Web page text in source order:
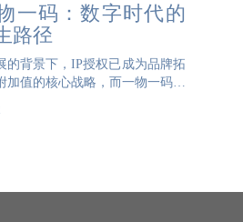
一码：数字时代的
路径
的背景下，IP授权已成为品牌拓
加值的核心战略，而一物一码技
键支撑。二者的重要联系体现在